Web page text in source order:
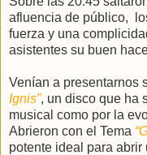
afluencia de público,
fuerza y una
asistentes su buen
Venían a presentarnos
Ignis”, un disco que ha
musical como por la
Abrieron con el Tema
potente ideal para